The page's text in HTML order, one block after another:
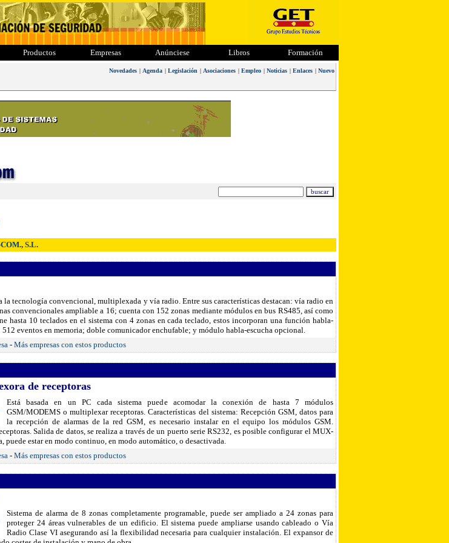
Productos Empresas Anúnciese Libros Formación
Novedades | Agenda | Legislación | Asociaciones | Empleo | Noticias | Enlaces | Nuevo
S.L.
tecnología convencional, multiplexada y vía radio. Entre sus características destacan: vía radio en
convencionales ampliable a 16; cuenta con 152 zonas mediante módulos en bus RS485, así como
hasta 10 teclados en el sistema con 4 zonas en cada teclado, estos incorporan una función habla-
eventos en memoria; doble comunicador enchufable; y módulo habla-escucha opcional.
- Más empresas con estos productos
de receptoras
Está basada en un PC cada sistema puede acomodar la conexión de hasta 7 módulos
GSM/MODEMS o multiplexar receptoras. Características del sistema: Recepción GSM, datos para
la recepción de alarmas de la red GSM, es necesario instalar en el equipo los módulos GSM.
Salida de datos, se realiza a través de un puerto serie RS232, es posible configurar el MUX-
puede estar en modo continuo, en modo automático, o desactivada.
- Más empresas con estos productos
Sistema de alarma de 8 zonas completamente programable, puede ser ampliado a 24 zonas para
proteger 24 áreas vulnerables de un edificio. El sistema puede ampliarse usando cableado o Vía
Radio Clase VI asegurando así la flexibilidad necesaria para cualquier instalación. El expansor de